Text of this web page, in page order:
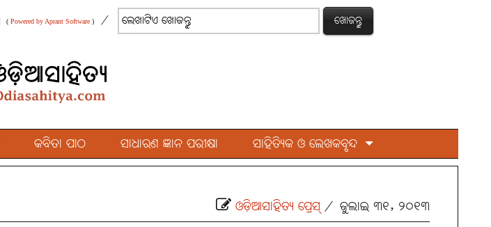
( Powered by Aprant Software) / ଖୋଜନ୍ତୁ
କବିତା ପାଠ ସାଧାରଣ ଜ୍ଞାନ ପରୀକ୍ଷା ସାହିତ୍ୟିକ ଓ ଲେଖକବୃନ୍ଦ
ଓଡ଼ିଆସାହିତ୍ୟ ପ୍ରେସ୍‌/ଜୁଲାଇ ୩୧, ୨୦୧୩